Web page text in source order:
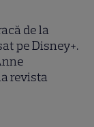
de la
pe Disney+.
revista